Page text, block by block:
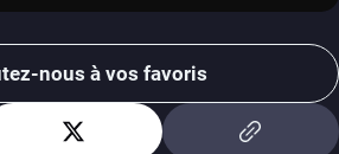
nous à vos favoris